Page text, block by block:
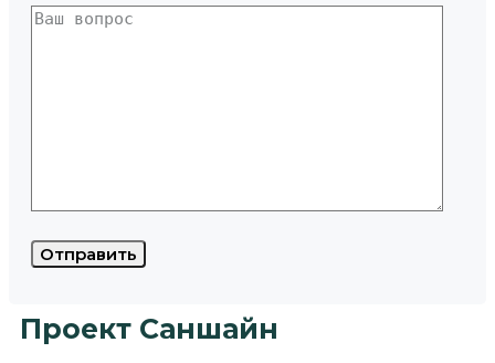
Проект Саншайн